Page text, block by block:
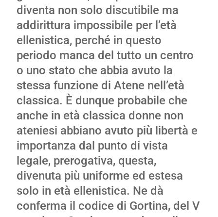
diventa non solo discutibile ma
addirittura impossibile per l’età
ellenistica, perché in questo
periodo manca del tutto un centro
o uno stato che abbia avuto la
stessa funzione di Atene nell’età
classica. È dunque probabile che
anche in età classica donne non
ateniesi abbiano avuto più libertà e
importanza dal punto di vista
legale, prerogativa, questa,
divenuta più uniforme ed estesa
solo in età ellenistica. Ne dà
conferma il codice di Gortina, del V